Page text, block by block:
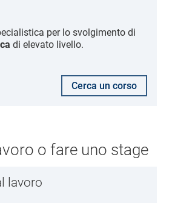
per lo svolgimento di
di elevato livello.
Cerca un corso
o fare uno stage
lavoro